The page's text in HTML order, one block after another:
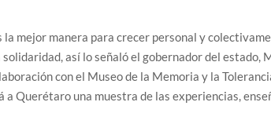
la mejor manera para crecer personal y
así lo señaló el gobernador del estado,
con el Museo de la Memoria y la
a Querétaro una muestra de las experiencias,